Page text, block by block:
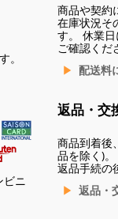
。
ニ
商品や契約
在庫状況そ
す。 休業日
ご確認くだ
配送料
返品・交
商品到着後
品を除く)。
返品手続の
返品・